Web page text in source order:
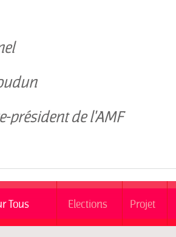
président de l'AMF
Tous Elections Projet